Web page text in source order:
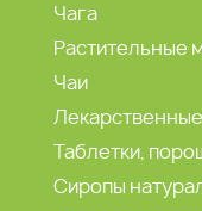
Чага
Растительные
Чаи
Таблетки,
Сиропы